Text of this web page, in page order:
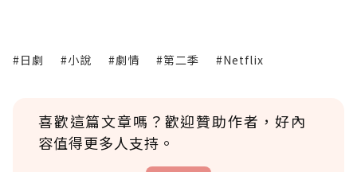
#日劇 #小說 #劇情 #第二季 #Netflix
喜歡這篇文章嗎？歡迎贊助作者，好內
容值得更多人支持。